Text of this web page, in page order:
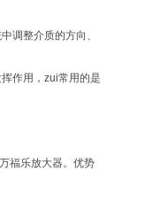
调整介质的方向、
作用，zui常用的是
福乐放大器。优势